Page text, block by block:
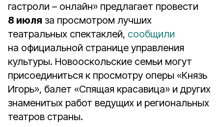
гастроли – онлайн» предлагает провести
8 июля за просмотром лучших
театральных спектаклей, сообщили
на официальной странице управления
культуры. Новооскольские семьи могут
присоединиться к просмотру оперы «Князь
Игорь», балет «Спящая красавица» и других
знаменитых работ ведущих и региональных
театров страны.